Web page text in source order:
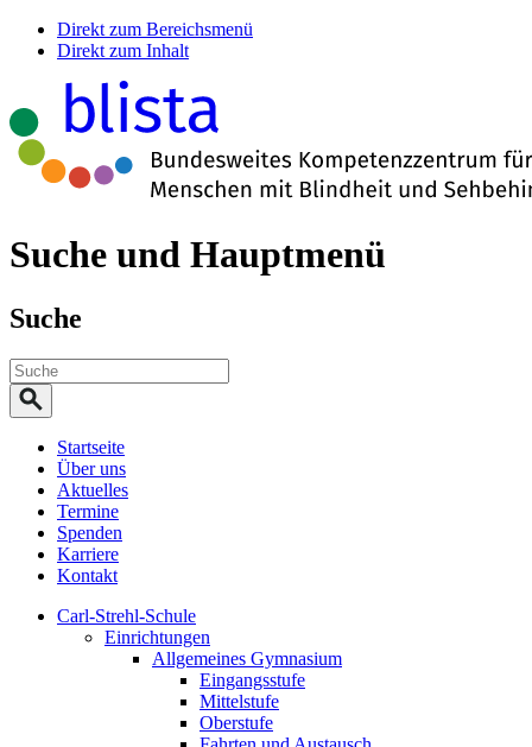
Direkt zum Bereichsmenü
Direkt zum Inhalt
Suche und Hauptmenü
Suche
Startseite
Über uns
Aktuelles
Termine
Spenden
Karriere
Kontakt
Carl-Strehl-Schule
Einrichtungen
Allgemeines Gymnasium
Eingangsstufe
Mittelstufe
Oberstufe